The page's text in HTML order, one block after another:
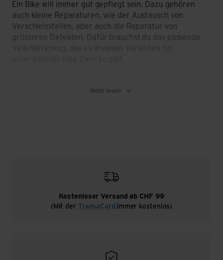
Ein Bike will immer gut gepflegt sein. Dazu gehören
auch kleine Reparaturen, wie der Austausch von
Verschleissteilen, aber auch die Reparatur von
grösseren Defekten. Dafür brauchst du das passende
Velo-Werkzeug, das es in vielen Varianten für
passenden Velo-Werkzeugen, die dein Bike Equipment
Velo-Werkzeug: robust, praktisch und
handwerklichem Geschick kannst du die meisten
Mehr lesen
Kostenloser Versand ab CHF 99
(Mit der TransaCard immer kostenlos)